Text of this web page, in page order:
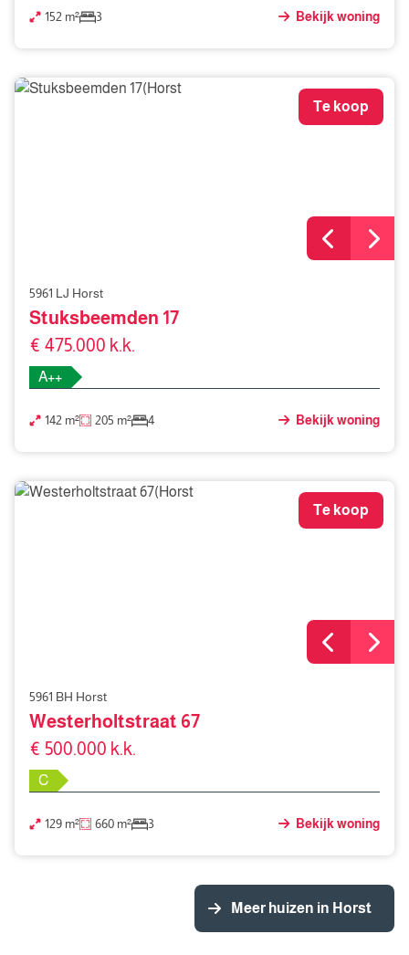
152 m² 3 Bekijk woning
Te koop
5961 LJ Horst
Stuksbeemden 17
€ 475.000 k.k.
A++
142 m² 205 m² 4 Bekijk woning
Te koop
5961 BH Horst
Westerholtstraat 67
€ 500.000 k.k.
C
129 m² 660 m² 3 Bekijk woning
Meer huizen in Horst